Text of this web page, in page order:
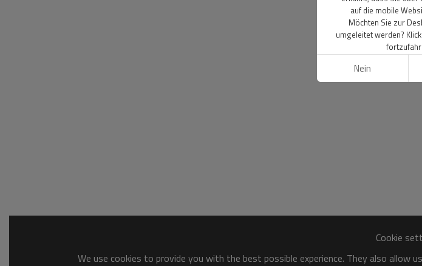
Cookie
We use cookies to provide you with the best possible experience. They also
auf die mobile
Möchten Sie zur
umgeleitet werden?
Nein